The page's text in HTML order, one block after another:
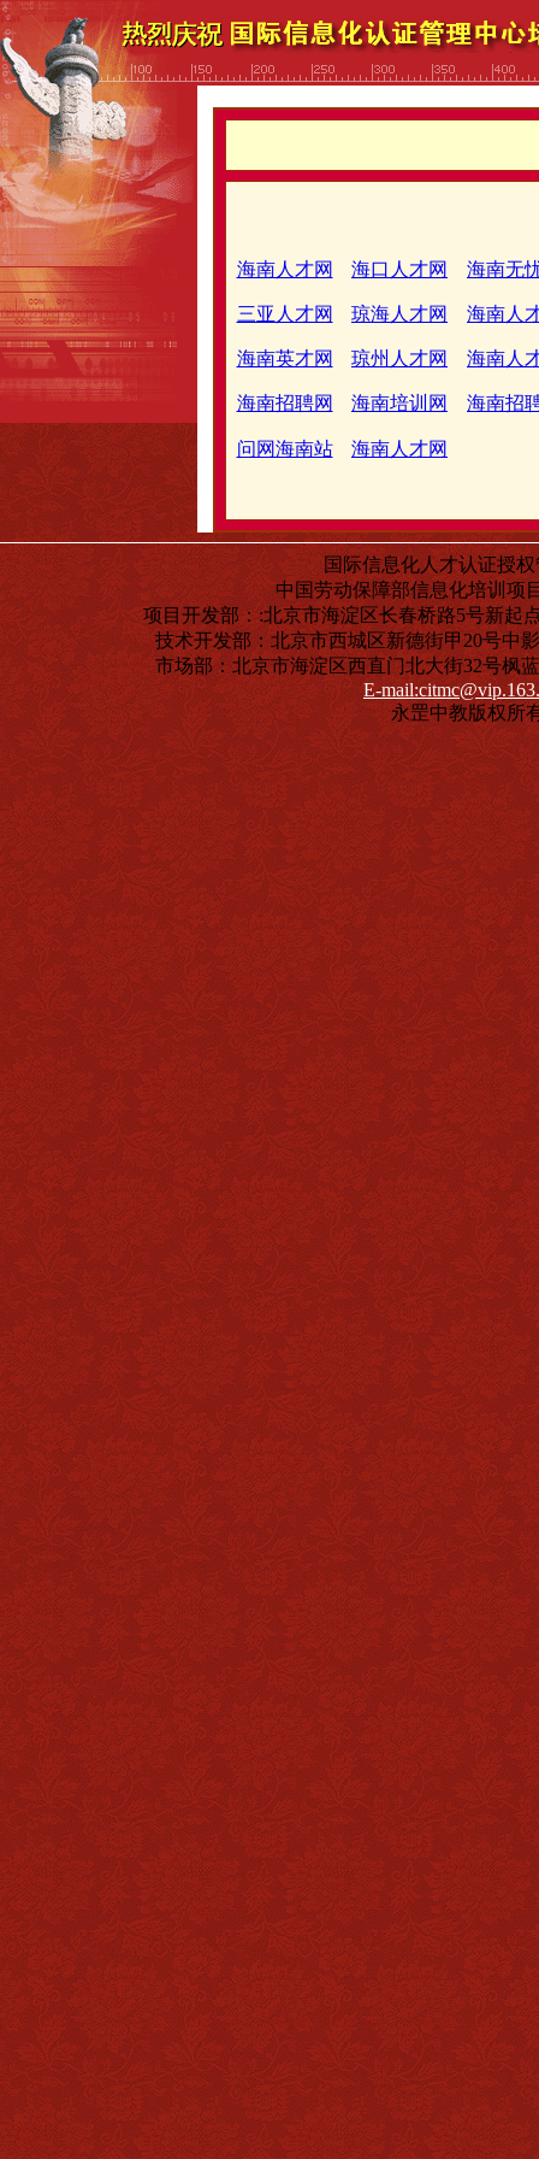
海南人才网 海口人才网 海南无
三亚人才网 琼海人才网 海南人
海南英才网 琼州人才网 海南人
海南招聘网 海南培训网 海南招
问网海南站 海南人才网
国际信息化人才认证授
中国劳动保障部信息化培训项
项目开发部：:北京市海淀区长春桥路5号新起
技术开发部：北京市西城区新德街甲20号中
市场部：北京市海淀区西直门北大街32号枫
E-
永罡中教版权所